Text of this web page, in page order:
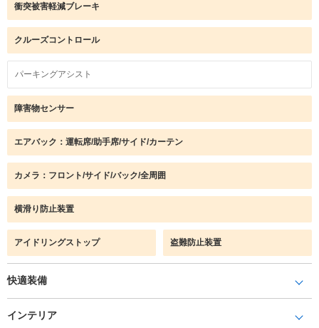
衝突被害軽減ブレーキ
クルーズコントロール
パーキングアシスト
障害物センサー
エアバック：運転席/助手席/サイド/カーテン
カメラ：フロント/サイド/バック/全周囲
横滑り防止装置
アイドリングストップ 盗難防止装置
快適装備
インテリア